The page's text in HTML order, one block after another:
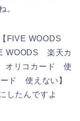
。
FIVE WOODS
WOODS 楽天カ
オリコカード 使
ド 使えない】
したんですよ